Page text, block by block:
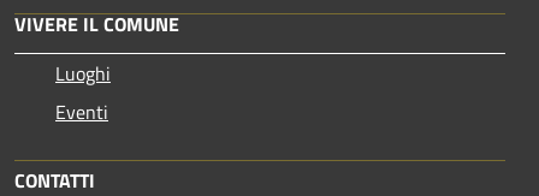
VIVERE IL COMUNE
Luoghi
Eventi
CONTATTI